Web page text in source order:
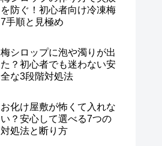
を防ぐ！初心者向け冷凍梅
7手順と見極め
梅シロップに泡や濁りが出
た？初心者でも迷わない安
全な3段階対処法
お化け屋敷が怖くて入れな
い？安心して選べる7つの
対処法と断り方